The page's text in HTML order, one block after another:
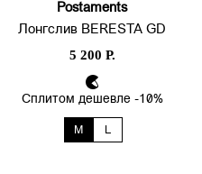
Postaments
Лонгслив BERESTA GD
5 200 Р.
Сплитом дешевле -10%
M L